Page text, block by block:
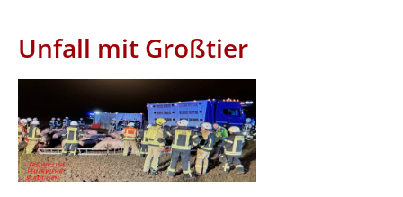
Unfall mit Großtier